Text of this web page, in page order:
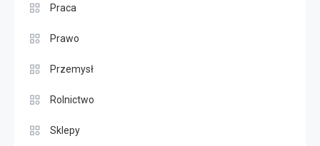
Praca
Prawo
Przemysł
Rolnictwo
Sklepy